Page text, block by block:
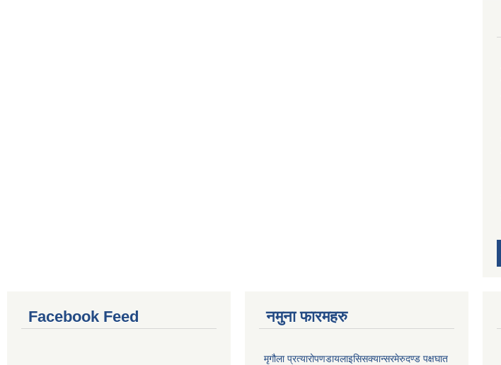
Facebook Feed नमुना फारमहरु
मृगौला प्रत्यारोपणडायलाइसिसक्यान्सरमेरुदण्ड पक्षघात